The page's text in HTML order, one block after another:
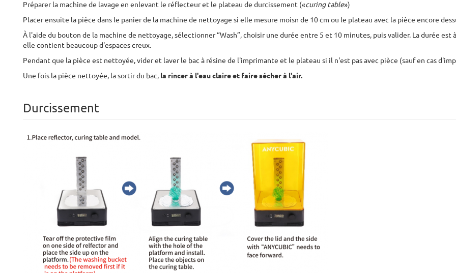
Préparer la machine de lavage en enlevant le réflecteur et le plateau de durcissement («curing table»)
Placer ensuite la pièce dans le panier de la machine de nettoyage si elle mesure moisn de 10 cm ou le plateau avec la pièce encore
À l'aide du bouton de la machine de nettoyage, sélectionner “Wash”, choisir une durée entre 5 et 10 minutes, puis valider. La durée
elle contient beaucoup d'espaces creux.
Pendant que la pièce est nettoyée, vider et laver le bac à résine de l'imprimante et le plateau si il n'est pas avec pièce (sauf en cas
Une fois la pièce nettoyée, la sortir du bac, la rincer à l'eau claire et faire sécher à l'air.
Durcissement